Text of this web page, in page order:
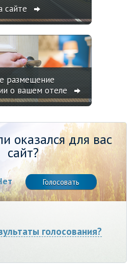
сайте
размещение
о вашем отеле
оказался для вас
сайт?
голосования?